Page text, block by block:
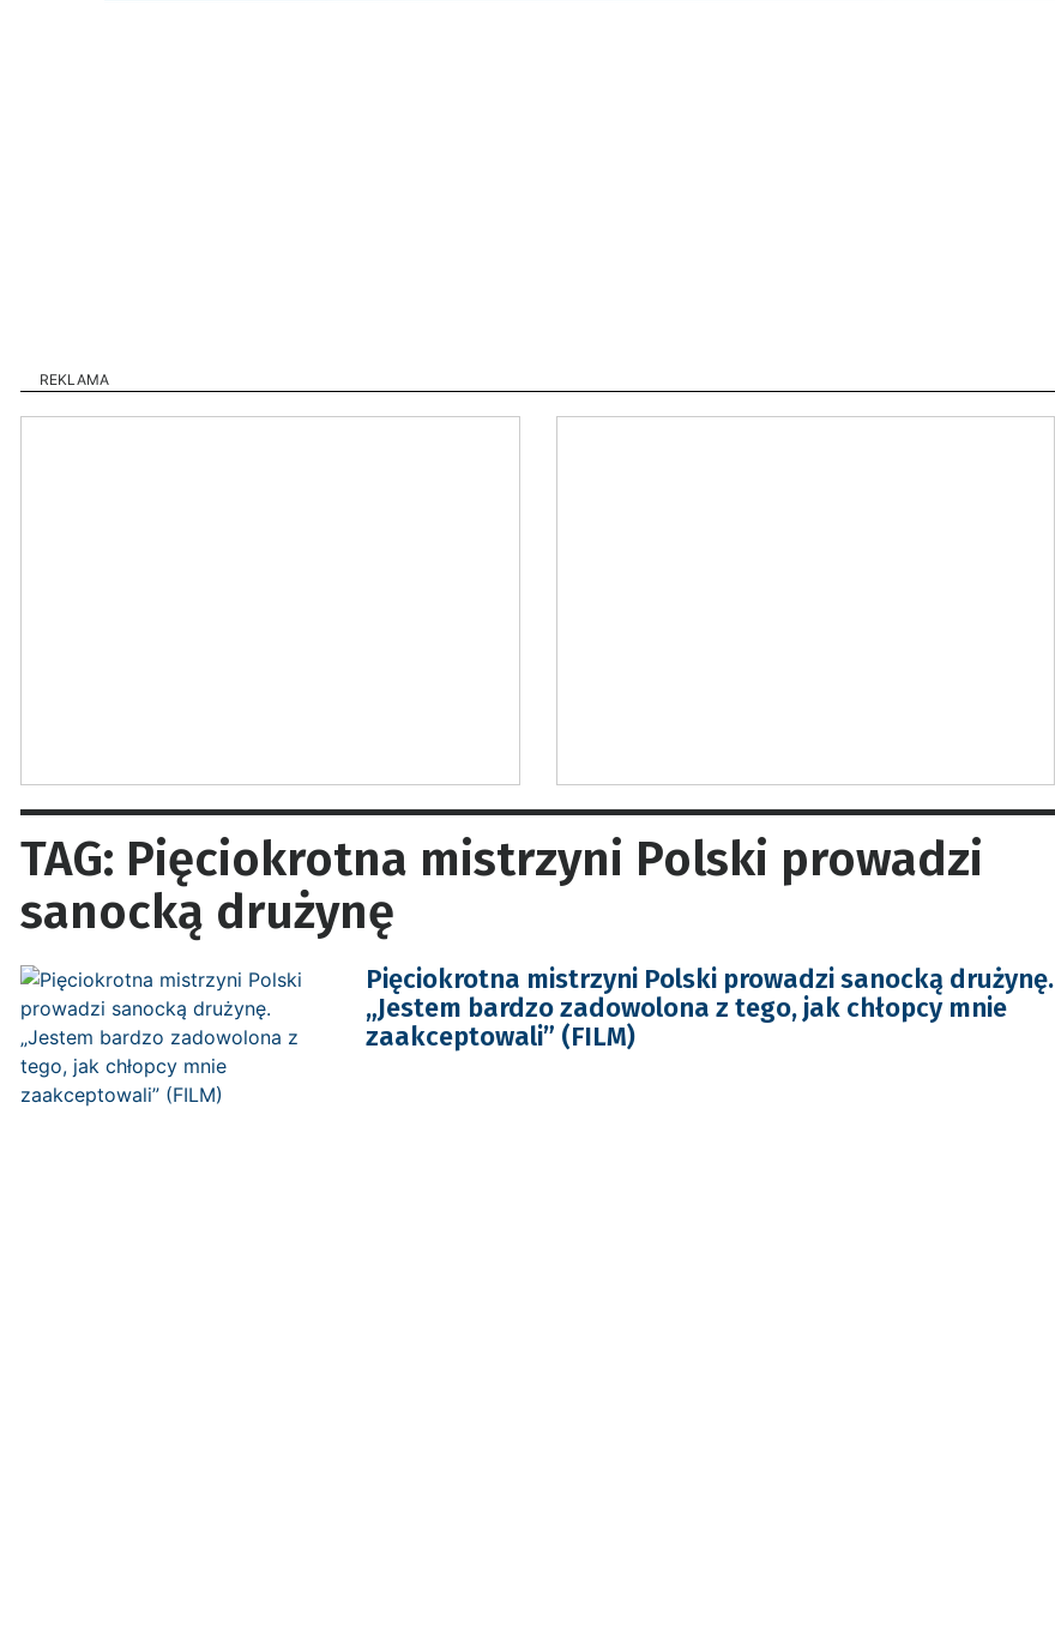
REKLAMA
TAG: Pięciokrotna mistrzyni Polski prowadzi
sanocką drużynę
Pięciokrotna mistrzyni Polski prowadzi sanocką drużynę.
„Jestem bardzo zadowolona z tego, jak chłopcy mnie
zaakceptowali” (FILM)